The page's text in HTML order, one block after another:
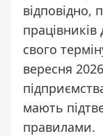
свого
вересня
мають
правилами.